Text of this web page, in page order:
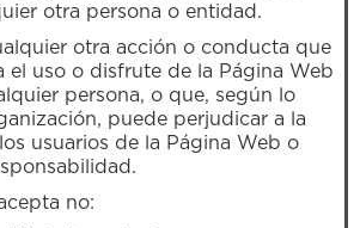
otra persona o entidad.
otra acción o conducta que
el uso o disfrute de la Página Web
persona, o que, según lo
puede perjudicar a la
usuarios de la Página Web o
no: